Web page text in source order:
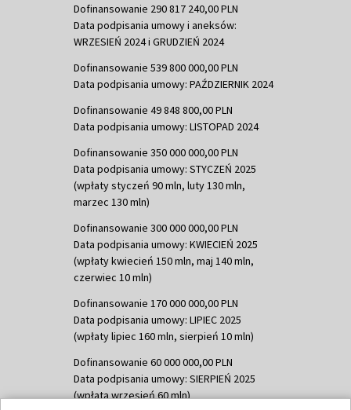
Dofinansowanie 290 817 240,00 PLN
Data podpisania umowy i aneksów:
WRZESIEŃ 2024 i GRUDZIEŃ 2024
Dofinansowanie 539 800 000,00 PLN
Data podpisania umowy: PAŹDZIERNIK 2024
Dofinansowanie 49 848 800,00 PLN
Data podpisania umowy: LISTOPAD 2024
Dofinansowanie 350 000 000,00 PLN
Data podpisania umowy: STYCZEŃ 2025
(wpłaty styczeń 90 mln, luty 130 mln,
marzec 130 mln)
Dofinansowanie 300 000 000,00 PLN
Data podpisania umowy: KWIECIEŃ 2025
(wpłaty kwiecień 150 mln, maj 140 mln,
czerwiec 10 mln)
Dofinansowanie 170 000 000,00 PLN
Data podpisania umowy: LIPIEC 2025
(wpłaty lipiec 160 mln, sierpień 10 mln)
Dofinansowanie 60 000 000,00 PLN
Data podpisania umowy: SIERPIEŃ 2025
(wpłata wrzesień 60 mln)